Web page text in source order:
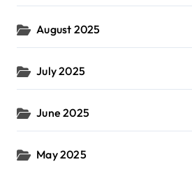
August 2025
July 2025
June 2025
May 2025